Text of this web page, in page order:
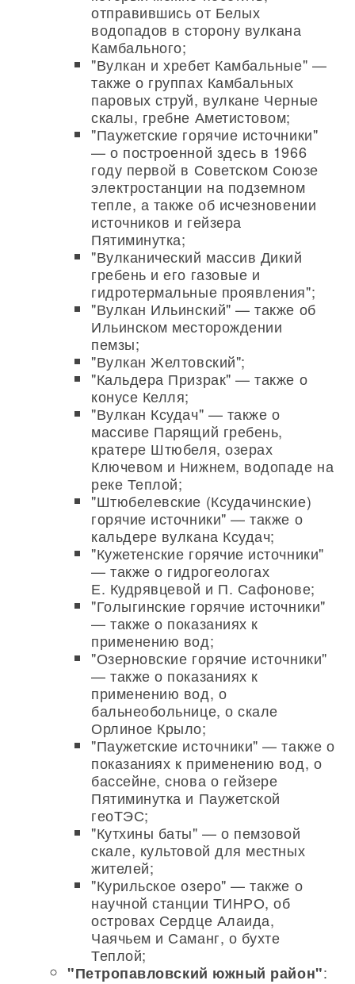
отправившись от Белых
водопадов в сторону вулкана
Камбального;
"Вулкан и хребет Камбальные" —
также о группах Камбальных
паровых струй, вулкане Черные
скалы, гребне Аметистовом;
"Паужетские горячие источники"
— о построенной здесь в 1966
году первой в Советском Союзе
электростанции на подземном
тепле, а также об исчезновении
источников и гейзера
Пятиминутка;
"Вулканический массив Дикий
гребень и его газовые и
гидротермальные проявления";
"Вулкан Ильинский" — также об
Ильинском месторождении
пемзы;
"Вулкан Желтовский";
"Кальдера Призрак" — также о
конусе Келля;
"Вулкан Ксудач" — также о
массиве Парящий гребень,
кратере Штюбеля, озерах
Ключевом и Нижнем, водопаде на
реке Теплой;
"Штюбелевские (Ксудачинские)
горячие источники" — также о
кальдере вулкана Ксудач;
"Кужетенские горячие источники"
— также о гидрогеологах
Е. Кудрявцевой и П. Сафонове;
"Голыгинские горячие источники"
— также о показаниях к
применению вод;
"Озерновские горячие источники"
— также о показаниях к
применению вод, о
бальнеобольнице, о скале
Орлиное Крыло;
"Паужетские источники" — также о
показаниях к применению вод, о
бассейне, снова о гейзере
Пятиминутка и Паужетской
геоТЭС;
"Кутхины баты" — о пемзовой
скале, культовой для местных
жителей;
"Курильское озеро" — также о
научной станции ТИНРО, об
островах Сердце Алаида,
Чаячьем и Саманг, о бухте
Теплой;
"Петропавловский южный район":